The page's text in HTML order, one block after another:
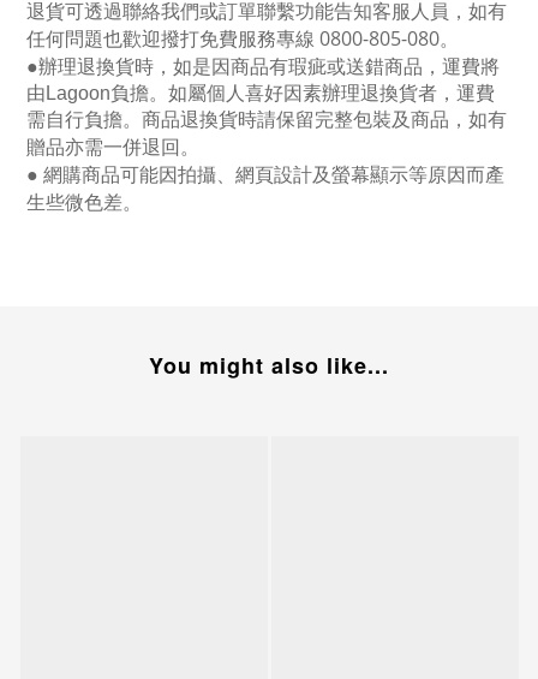
退貨可透過聯絡我們或訂單聯繫功能告知客服人員，如有
任何問題也歡迎撥打免費服務專線 0800-805-080。
●辦理退換貨時，如是因商品有瑕疵或送錯商品，運費將
由Lagoon負擔。如屬個人喜好因素辦理退換貨者，運費
需自行負擔。商品退換貨時請保留完整包裝及商品，如有
贈品亦需一併退回。
● 網購商品可能因拍攝、網頁設計及螢幕顯示等原因而產
生些微色差。
You might also like...